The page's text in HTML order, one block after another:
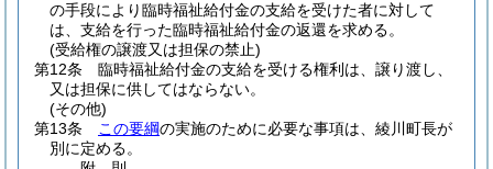
の手段により臨時福祉給付金の支給を受けた者に対して
は、支給を行った臨時福祉給付金の返還を求める。
(受給権の譲渡又は担保の禁止)
第12条
臨時福祉給付金の支給を受ける権利は、譲り渡し、
又は担保に供してはならない。
(その他)
第13条
この要綱の実施のために必要な事項は、綾川町長が
別に定める。